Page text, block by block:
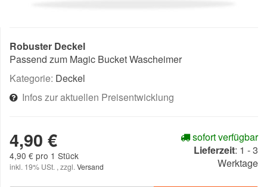
Robuster Deckel
Passend zum Magic Bucket Wascheimer
Kategorie: Deckel
Infos zur aktuellen Preisentwicklung
4,90 €
4,90 € pro 1 Stück
inkl. 19% USt. , zzgl. Versand
sofort verfügbar
Lieferzeit: 1 - 3
Werktage